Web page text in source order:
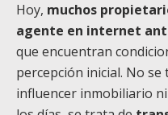
Hoy, muchos
agente en internet
que encuentran
percepción inicial. No
influencer inmobiliario